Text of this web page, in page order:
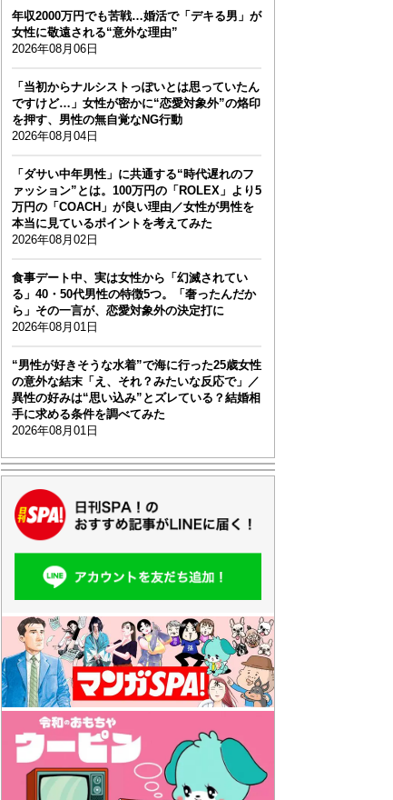
年収2000万円でも苦戦…婚活で「デキる男」が
女性に敬遠される“意外な理由”
2026年08月06日
「当初からナルシストっぽいとは思っていたん
ですけど…」女性が密かに“恋愛対象外”の烙印
を押す、男性の無自覚なNG行動
2026年08月04日
「ダサい中年男性」に共通する“時代遅れのフ
ァッション”とは。100万円の「ROLEX」より5
万円の「COACH」が良い理由／女性が男性を
本当に見ているポイントを考えてみた
2026年08月02日
食事デート中、実は女性から「幻滅されてい
る」40・50代男性の特徴5つ。「奢ったんだか
ら」その一言が、恋愛対象外の決定打に
2026年08月01日
“男性が好きそうな水着”で海に行った25歳女性
の意外な結末「え、それ？みたいな反応で」／
異性の好みは“思い込み”とズレている？結婚相
手に求める条件を調べてみた
2026年08月01日